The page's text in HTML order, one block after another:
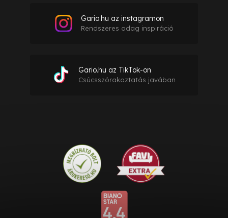
Gario.hu az instagramon
Rendszeres adag inspiráció
Gario.hu az TikTok-on
Csúcsszórakoztatás javában